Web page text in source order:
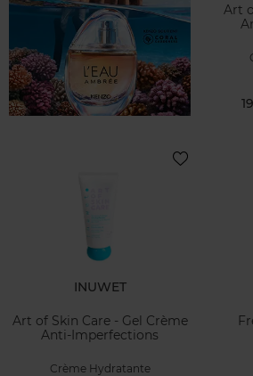
Art
INUWET
Art of Skin Care - Gel Crème
Anti-Imperfections
Crème Hydratante